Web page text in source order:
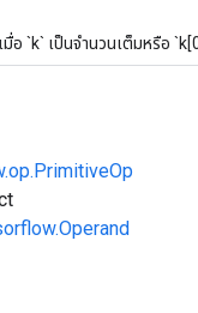
อ `k` เป็นจำนวนเต็มหรือ